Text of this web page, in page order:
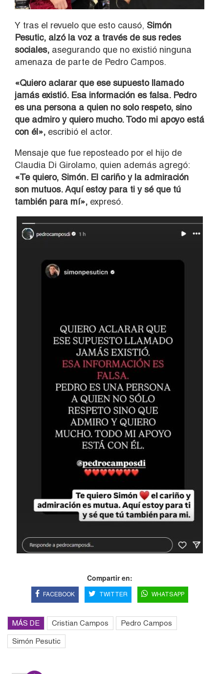
Y tras el revuelo que esto causó, Simón
Pesutic, alzó la voz a través de sus redes
sociales, asegurando que no existió ninguna
amenaza de parte de Pedro Campos.
«Quiero aclarar que ese supuesto llamado
jamás existió. Esa información es falsa. Pedro
es una persona a quien no solo respeto, sino
que admiro y quiero mucho. Todo mi apoyo está
con él», escribió el actor.
Mensaje que fue reposteado por el hijo de
Claudia Di Girolamo, quien además agregó:
«Te quiero, Simón. El cariño y la admiración
son mutuos. Aquí estoy para ti y sé que tú
también para mí», expresó.
Compartir en:
FACEBOOK TWITTER WHATSAPP
MÁS DE Cristian Campos Pedro Campos
Simón Pesutic